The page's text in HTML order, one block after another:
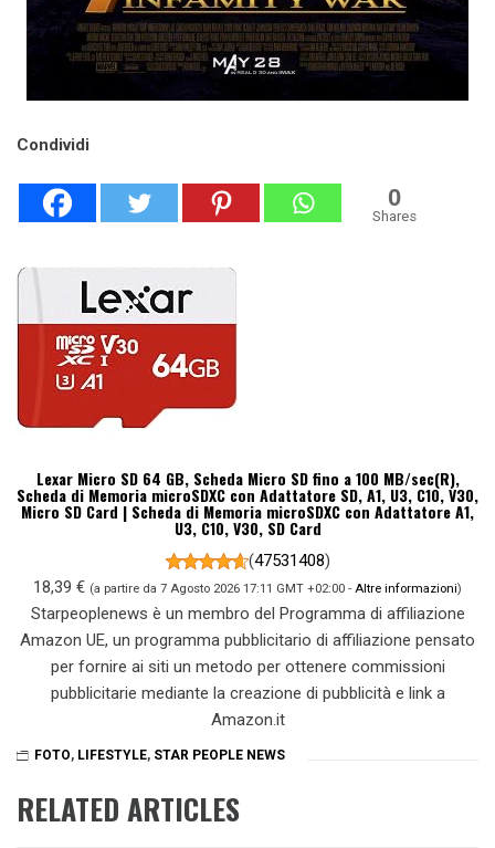
Condividi
0
Shares
Lexar Micro SD 64 GB, Scheda Micro SD fino a 100 MB/sec(R),
Scheda di Memoria microSDXC con Adattatore SD, A1, U3, C10, V30,
Micro SD Card | Scheda di Memoria microSDXC con Adattatore A1,
U3, C10, V30, SD Card
(47531408)
18,39 € (a partire da 7 Agosto 2026 17:11 GMT +02:00 - Altre informazioni)
Starpeoplenews è un membro del Programma di affiliazione
Amazon UE, un programma pubblicitario di affiliazione pensato
per fornire ai siti un metodo per ottenere commissioni
pubblicitarie mediante la creazione di pubblicità e link a
Amazon.it
FOTO, LIFESTYLE, STAR PEOPLE NEWS
RELATED ARTICLES